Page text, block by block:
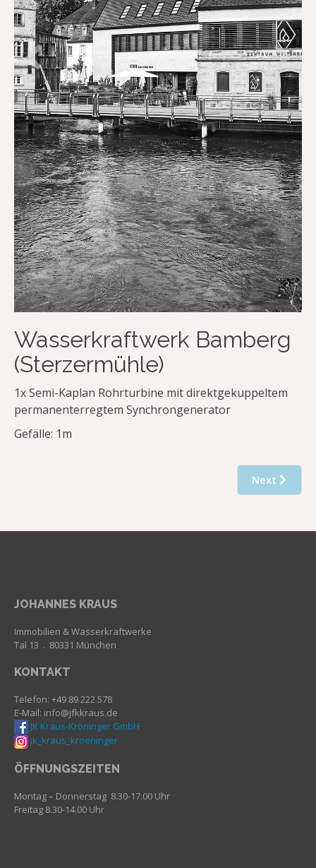
Wasserkraftwerk Bamberg
(Sterzermühle)
1x Semi-Kaplan Rohrturbine mit direktgekuppeltem
permanenterregtem Synchrongenerator
Gefälle: 1m
Next
JOHANNES KRAUS
Immobilien & Wasserkraftwerke
Tal 13 . 80331 München
KONTAKT
Telefon: +49 89 222 578
E-Mail: info@jfkkraus.de
JK Kraus-Kröninger GmbH
jk_kraus_kroeninger
ÖFFNUNGSZEITEN
Montag – Donnerstag 8.30-17.00 Uhr
Freitag 8.30-14.00 Uhr